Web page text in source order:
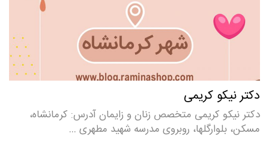
دکتر نیکو کریمی
دکتر نیکو کریمی متخصص زنان و زایمان آدرس: کرمانشاه،
مسکن، بلوارگلها، روبروی مدرسه شهید مطهری …